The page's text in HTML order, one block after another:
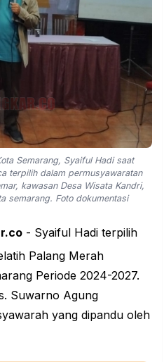
Semarang, Syaiful Hadi saat
terpilih dalam permusyawaratan
kawasan Desa Wisata Kandri,
semarang. Foto dokumentasi
- Syaiful Hadi terpilih
Palang Merah
Periode 2024-2027.
Suwarno Agung
yang dipandu oleh